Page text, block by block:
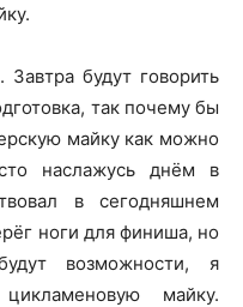
будут говорить
так почему бы
майку как можно
наслажусь днём в
в сегодняшнем
ноги для финиша, но
возможности, я
майку.